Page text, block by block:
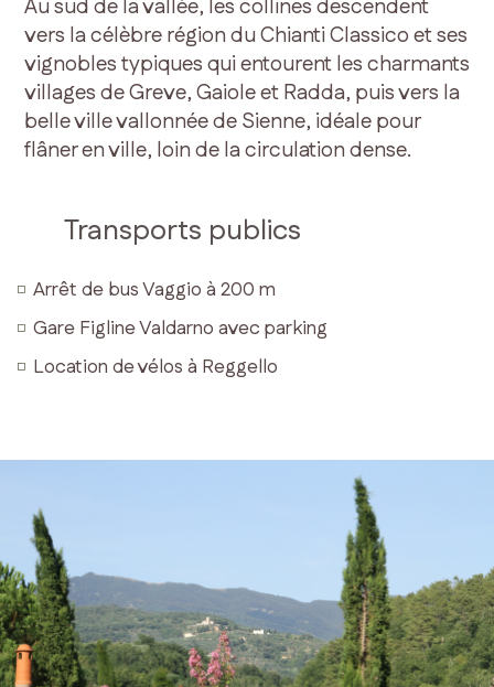
Au sud de la vallée, les collines descendent
vers la célèbre région du Chianti Classico et ses
vignobles typiques qui entourent les charmants
villages de Greve, Gaiole et Radda, puis vers la
belle ville vallonnée de Sienne, idéale pour
flâner en ville, loin de la circulation dense.
Transports publics
Arrêt de bus Vaggio à 200 m
Gare Figline Valdarno avec parking
Location de vélos à Reggello